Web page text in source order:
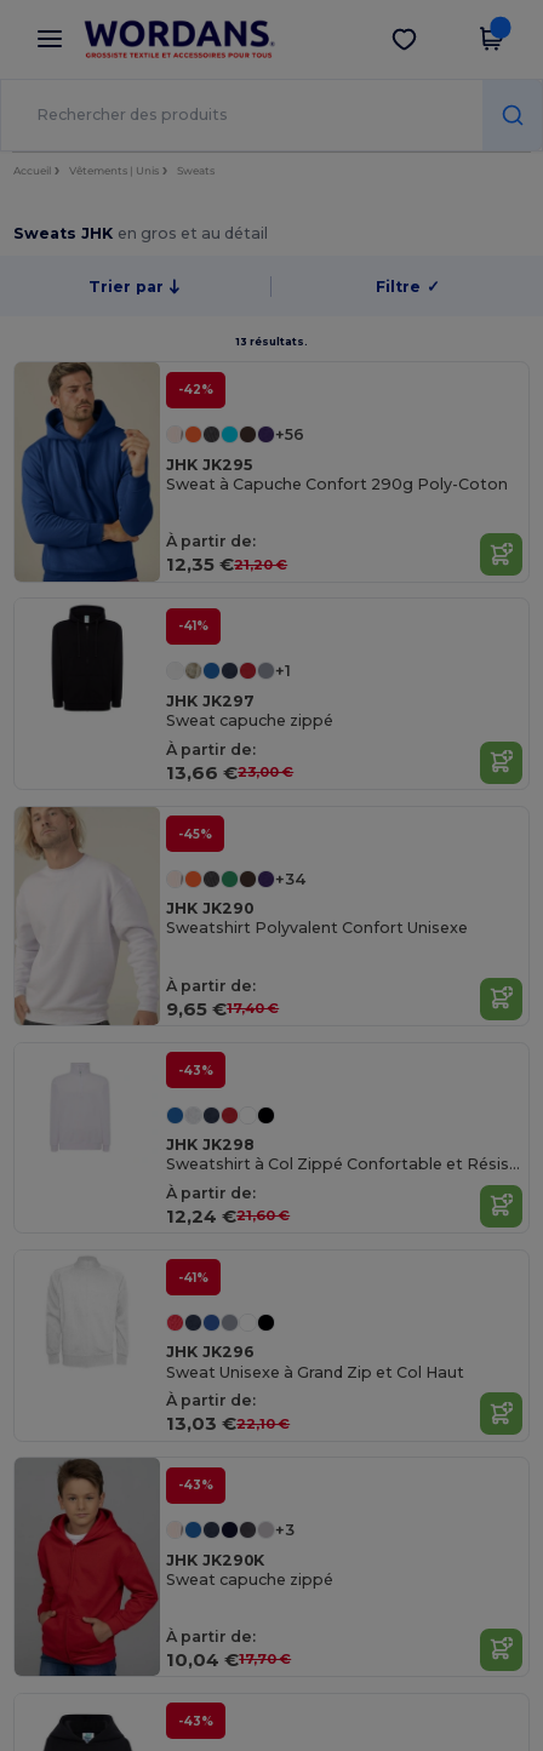
× Appli Wordans
Meilleurs prix sur l’app !
Obtenir l'appli
Accueil Vêtements | Unis Sweats
Sweats JHK en gros et au détail
Trier par Filtre ✓
13 résultats.
-42%
+56
JHK JK295
Sweat à Capuche Confort 290g Poly-Coton
À partir de:
12,35 €21,20 €
-41%
+1
JHK JK297
Sweat capuche zippé
À partir de:
13,66 €23,00 €
-45%
+34
JHK JK290
Sweatshirt Polyvalent Confort Unisexe
À partir de:
9,65 €17,40 €
-43%
JHK JK298
Sweatshirt à Col Zippé Confortable et Résistant
À partir de:
12,24 €21,60 €
-41%
JHK JK296
Sweat Unisexe à Grand Zip et Col Haut
À partir de:
13,03 €22,10 €
-43%
+3
JHK JK290K
Sweat capuche zippé
À partir de:
10,04 €17,70 €
-43%